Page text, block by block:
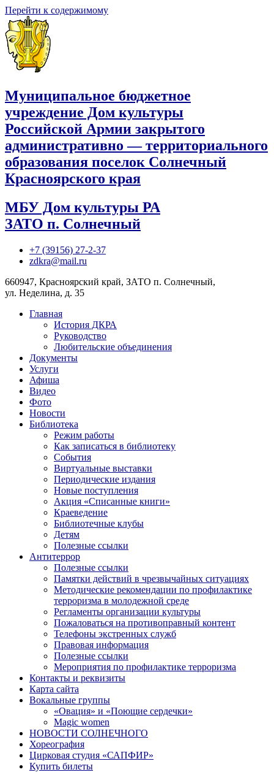
Перейти к содержимому
Муниципальное бюджетное
учреждение Дом культуры
Российской Армии закрытого
административно — территориального
образования поселок Солнечный
Красноярского края
МБУ Дом культуры РА
ЗАТО п. Солнечный
+7 (39156) 27-2-37
zdkra@mail.ru
660947, Красноярский край, ЗАТО п. Солнечный,
ул. Неделина, д. 35
Главная
История ДКРА
Руководство
Любительские объединения
Документы
Услуги
Афиша
Видео
Фото
Новости
Библиотека
Режим работы
Как записаться в библиотеку
События
Виртуальные выставки
Периодические издания
Новые поступления
Акция «Списанные книги»
Краеведение
Библиотечные клубы
Детям
Полезные ссылки
Антитеррор
Полезные ссылки
Памятки действий в чрезвычайных ситуациях
Методические рекомендации по профилактике
терроризма в молодежной среде
Регламенты организации культуры
Пожаловаться на противоправный контент
Телефоны экстренных служб
Правовая информация
Полезные ссылки
Мероприятия по профилактике терроризма
Контакты и реквизиты
Карта сайта
Вокальные группы
«Овация» и «Поющие сердечки»
Magic women
НОВОСТИ СОЛНЕЧНОГО
Хореография
Цирковая студия «САПФИР»
Купить билеты